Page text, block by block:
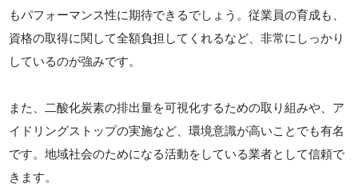
もパフォーマンス性に期待できるでしょう。従業員の育成も、
資格の取得に関して全額負担してくれるなど、非常にしっかり
しているのが強みです。
また、二酸化炭素の排出量を可視化するための取り組みや、ア
イドリングストップの実施など、環境意識が高いことでも有名
です。地域社会のためになる活動をしている業者として信頼で
きます。